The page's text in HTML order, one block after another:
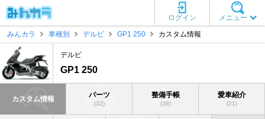
メニュー
ログイン
みんカラ
車種別 デルビ GP1 250 カスタム情報
デルビ
GP1 250
カスタム情報 パーツ
(32)
整備手帳
(38)
愛車紹介
(21)